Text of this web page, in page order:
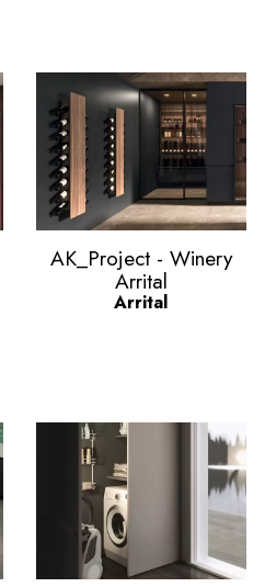
Vorschau
AK_Project - Winery
Arrital
Arrital